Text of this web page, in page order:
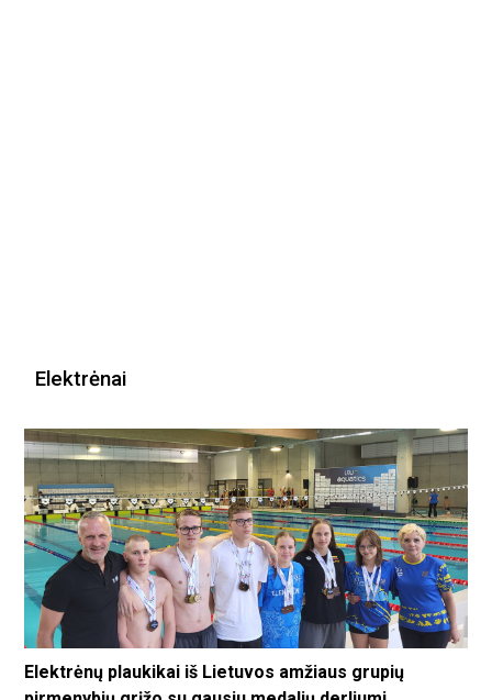
Elektrėnai
Elektrėnų plaukikai iš Lietuvos amžiaus grupių